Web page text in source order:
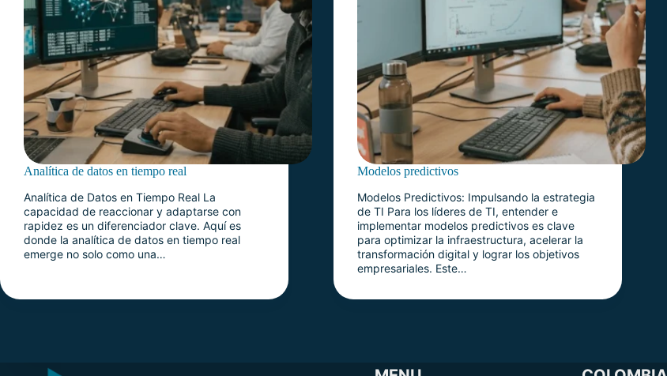
Analítica de datos en tiempo real
Analítica de Datos en Tiempo Real La
capacidad de reaccionar y adaptarse con
rapidez es un diferenciador clave. Aquí es
donde la analítica de datos en tiempo real
emerge no solo como una…
Modelos predictivos
Modelos Predictivos: Impulsando la estrategia
de TI Para los líderes de TI, entender e
implementar modelos predictivos es clave
para optimizar la infraestructura, acelerar la
transformación digital y lograr los objetivos
empresariales. Este…